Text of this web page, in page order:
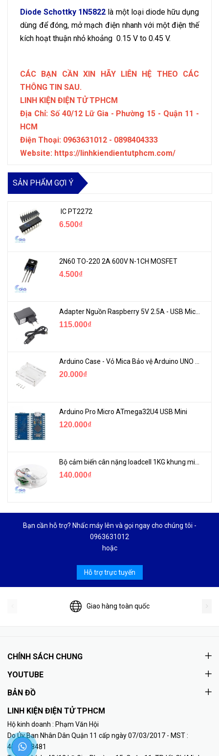
Diode Schottky 1N5822 là một loại diode hữu dụng
dùng để đóng, mở mạch điện nhanh với một điện thế
kích hoạt thuận nhỏ khoảng 0.15 V to 0.45 V.
CÁC BẠN CẦN XIN HÃY LIÊN HỆ THEO CÁC
THÔNG TIN SAU.
LINH KIỆN ĐIỆN TỬ TPHCM
Địa Chỉ: Số 40/12 Lữ Gia - Phường 15 - Quận 11 -
HCM
Điện Thoại: 0963631012 - 0898404333
Website: https://linhkiendientutphcm.com/
SẢN PHẨM GỢI Ý
IC PT2272
6.500₫
2N60 TO-220 2A 600V N-1CH MOSFET
4.500₫
115.000₫
Arduino Case - Vỏ Mica Bảo vệ Arduino UNO R3
20.000₫
Arduino Pro Micro ATmega32U4 USB Mini
120.000₫
140.000₫
Bạn cần hỗ trợ? Nhấc máy lên và gọi ngay cho chúng tôi -
0963631012
hoặc
Hỗ trợ trực tuyến
Giao hàng toàn quốc
CHÍNH SÁCH CHUNG
YOUTUBE
BẢN ĐỒ
LINH KIỆN ĐIỆN TỬ TPHCM
Hộ kinh doanh : Phạm Văn Hội
Do Ủy Ban Nhân Dân Quận 11 cấp ngày 07/03/2017 - MST :
41K8018481